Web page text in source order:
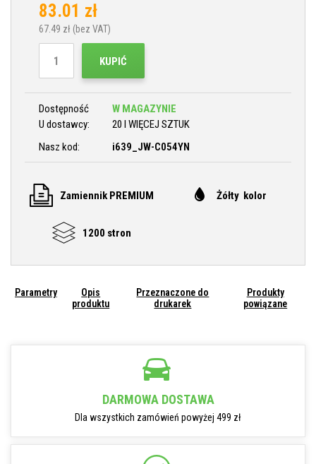
83.01 zł
67.49 zł (bez VAT)
KUPIĆ
Dostępność
W MAGAZYNIE
U dostawcy:
20 I WIĘCEJ SZTUK
Nasz kod:
i639_JW-C054YN
Zamiennik PREMIUM Żółty kolor
1200 stron
Parametry
Opis
produktu
Przeznaczone do
drukarek
Produkty
powiązane
DARMOWA DOSTAWA
Dla wszystkich zamówień powyżej 499 zł